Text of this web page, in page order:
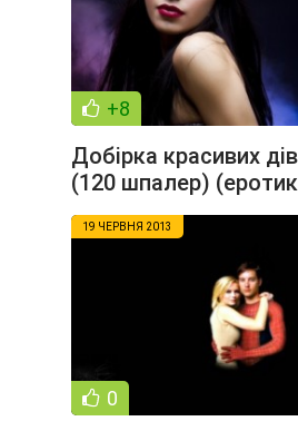
+8
Добірка красивих
(120 шпалер)
19 ЧЕРВНЯ 2013
0